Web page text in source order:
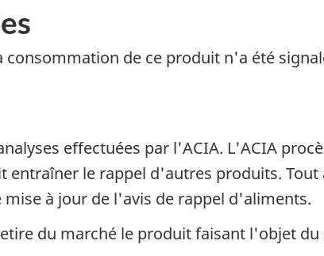
consommation de ce produit n'a été
effectuées par l'ACIA. L'ACIA
entraîner le rappel d'autres produits.
à jour de l'avis de rappel d'aliments.
du marché le produit faisant l'objet du